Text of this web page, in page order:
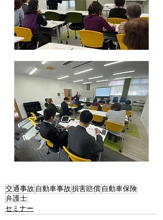
交通事故 自動車事故損害賠償 自動車保険
弁護士
セミナー